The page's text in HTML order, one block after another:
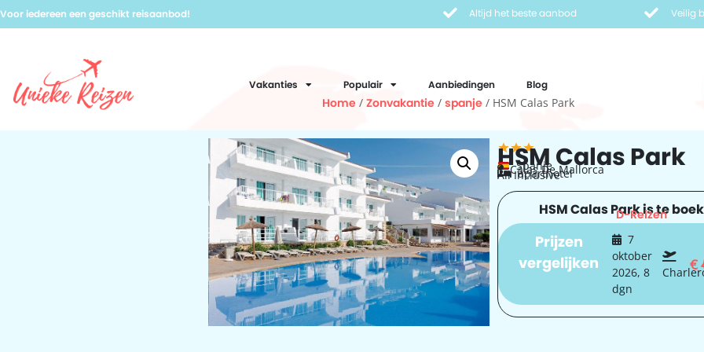
Voor iedereen een geschikt reisaanbod! Altijd het beste aanbod Veilig
Vakanties Populair Aanbiedingen Blog
Home / Zonvakantie / spanje / HSM Calas Park
HSM Calas Park
Spanje
Calas De Mallorca
aparthotel
All Inclusive
HSM Calas Park is te
D-Reizen
Prijzen
vergelijken
7
oktober
2026, 8
dgn
€